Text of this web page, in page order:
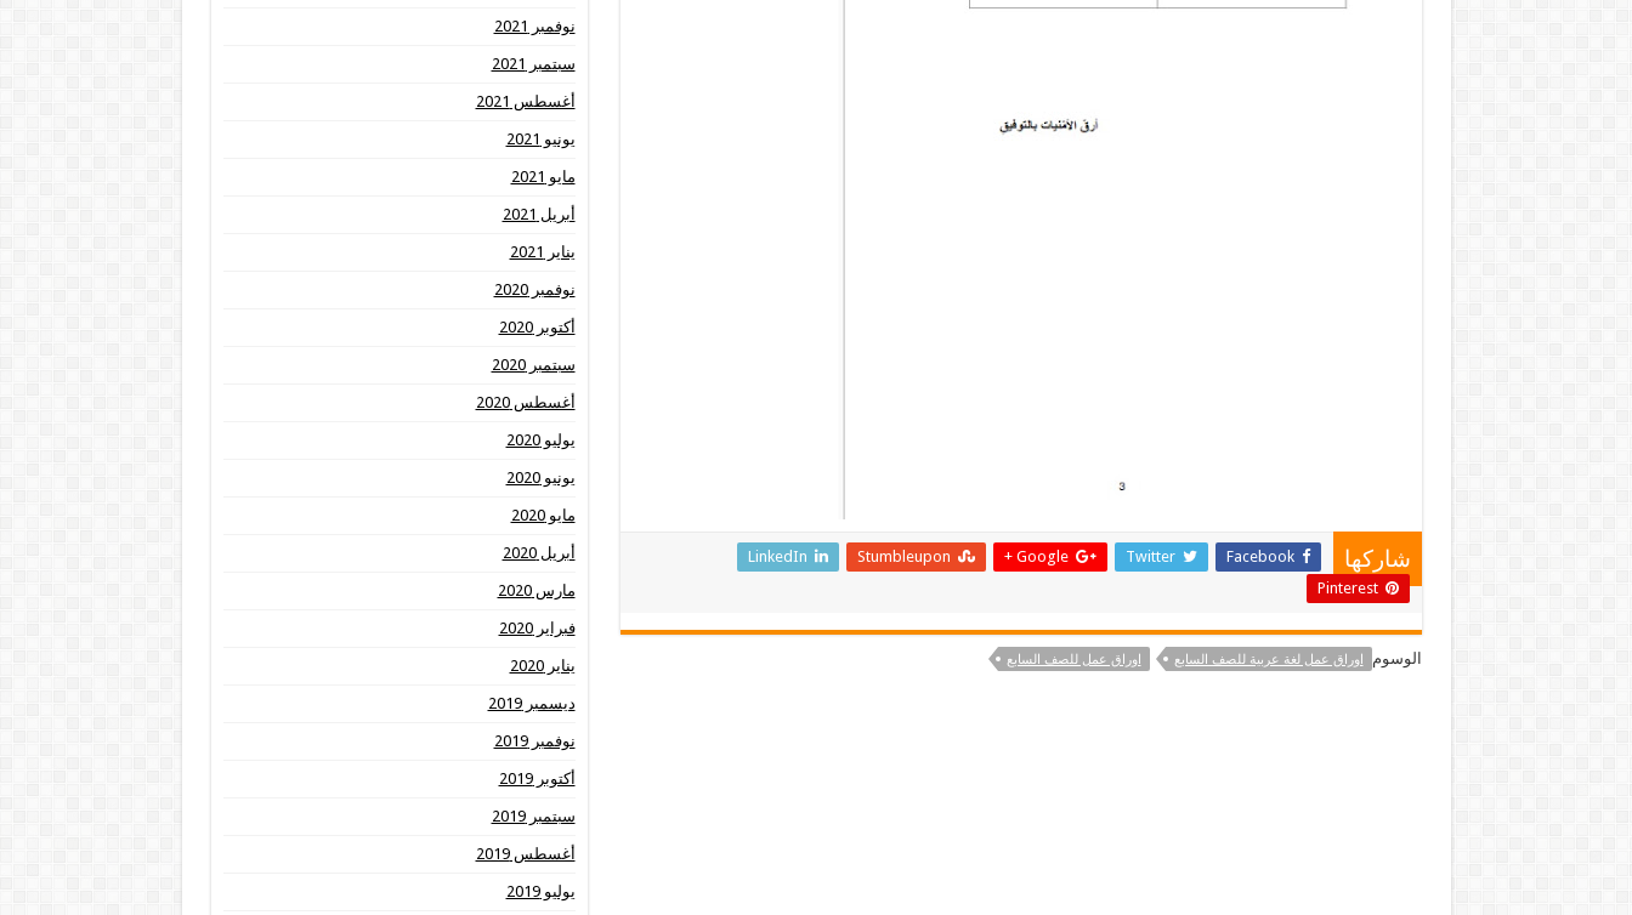
شاركها Facebook
Twitter
Google +
Stumbleupon
LinkedIn
Pinterest
الوسوم اوراق عمل لغة عربية للصف السابع اوراق عمل للصف السابع
نوفمبر 2021
سبتمبر 2021
أغسطس 2021
يونيو 2021
مايو 2021
أبريل 2021
يناير 2021
نوفمبر 2020
أكتوبر 2020
سبتمبر 2020
أغسطس 2020
يوليو 2020
يونيو 2020
مايو 2020
أبريل 2020
مارس 2020
فبراير 2020
يناير 2020
ديسمبر 2019
نوفمبر 2019
أكتوبر 2019
سبتمبر 2019
أغسطس 2019
يوليو 2019